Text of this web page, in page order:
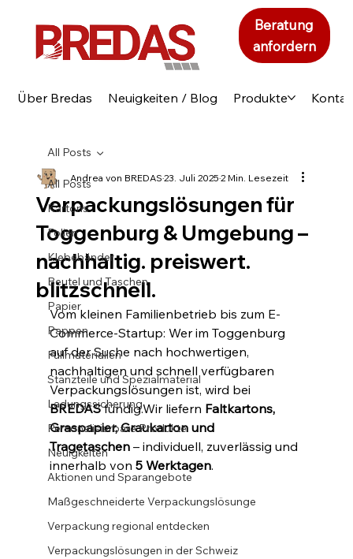
Über Bredas Neuigkeiten / Blog Produkte
Beratung
anfordern
All Posts
Kartons
Folien
Klebebänder
Beutel und Taschen
Papier
Pappen
Füllmaterialien
Stanzteile und Spezialmaterial
Ladungssicherung
Personalisierbare Produkte
Neuigkeiten
Aktionen und Sparangebote
Maßgeschneiderte Verpackungslösunge
Verpackung regional entdecken
Verpackungslösungen in der Schweiz
All Posts
Verpackungslösungen für
Toggenburg & Umgebung –
nachhaltig. preiswert.
blitzschnell.
Andrea von BREDAS23. Juli 20252 Min. Lesezeit
Vom kleinen Familienbetrieb bis zum E-
Commerce-Startup: Wer im Toggenburg
auf der Suche nach hochwertigen,
nachhaltigen und schnell verfügbaren
Verpackungslösungen ist, wird bei
BREDAS fündig.Wir liefern Faltkartons,
Graspapier, Graukarton und
Tragetaschen – individuell, zuverlässig und
innerhalb von 5 Werktagen.